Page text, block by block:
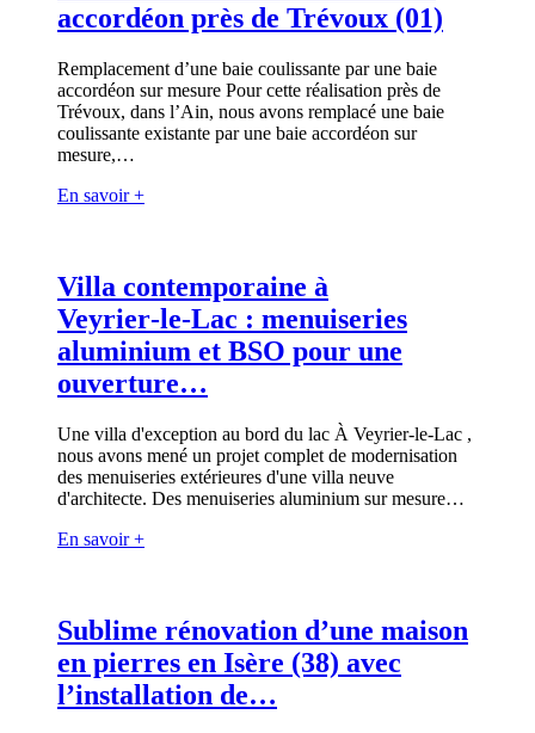
accordéon près de Trévoux (01)
Remplacement d’une baie coulissante par une baie
accordéon sur mesure Pour cette réalisation près de
Trévoux, dans l’Ain, nous avons remplacé une baie
coulissante existante par une baie accordéon sur
mesure,…
En savoir +
Villa contemporaine à
Veyrier‑le‑Lac : menuiseries
aluminium et BSO pour une
ouverture…
Une villa d'exception au bord du lac À Veyrier‑le‑Lac ,
nous avons mené un projet complet de modernisation
des menuiseries extérieures d'une villa neuve
d'architecte. Des menuiseries aluminium sur mesure…
En savoir +
Sublime rénovation d’une maison
en pierres en Isère (38) avec
l’installation de…